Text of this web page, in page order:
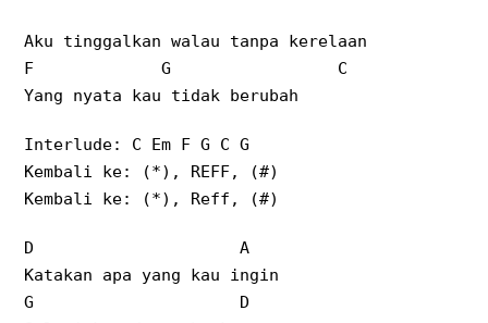
Aku tinggalkan walau tanpa kerelaan
F G C
Yang nyata kau tidak berubah
Interlude: C Em F G C G
Kembali ke: (*), REFF, (#)
Kembali ke: (*), Reff, (#)
D A
Katakan apa yang kau ingin
G D